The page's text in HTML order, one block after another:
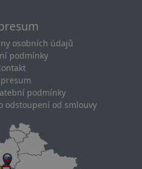
osobních údajů
podmínky
podmínky
odstoupení od smlouvy